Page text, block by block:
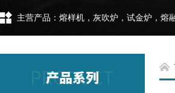
主营产品：熔样机，灰吹炉，试金炉，熔